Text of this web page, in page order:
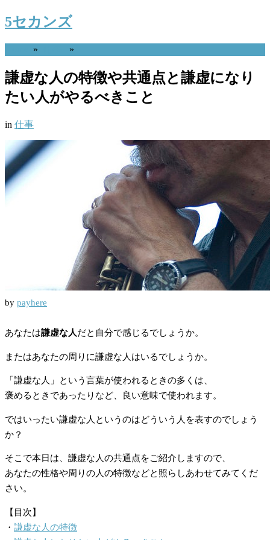
5セカンズ
» »
謙虚な人の特徴や共通点と謙虚になり
たい人がやるべきこと
in 仕事
by payhere
あなたは謙虚な人だと自分で感じるでしょうか。
またはあなたの周りに謙虚な人はいるでしょうか。
「謙虚な人」という言葉が使われるときの多くは、
褒めるときであったりなど、良い意味で使われます。
ではいったい謙虚な人というのはどういう人を表すのでしょう
か？
そこで本日は、謙虚な人の共通点をご紹介しますので、
あなたの性格や周りの人の特徴などと照らしあわせてみてくだ
さい。
【目次】
・ 謙虚な人の特徴